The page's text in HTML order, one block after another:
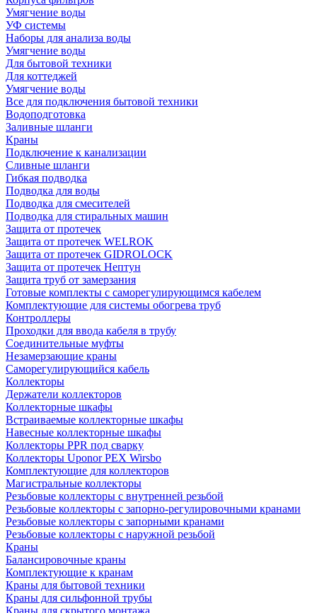
Умягчение воды
УФ системы
Наборы для анализа воды
Умягчение воды
Для бытовой техники
Для коттеджей
Умягчение воды
Все для подключения бытовой техники
Водоподготовка
Заливные шланги
Краны
Подключение к канализации
Сливные шланги
Гибкая подводка
Подводка для воды
Подводка для смесителей
Подводка для стиральных машин
Защита от протечек
Защита от протечек WELROK
Защита от протечек GIDROLOCK
Защита от протечек Нептун
Защита труб от замерзания
Готовые комплекты с саморегулирующимся кабелем
Комплектующие для системы обогрева труб
Контроллеры
Проходки для ввода кабеля в трубу
Соединительные муфты
Незамерзающие краны
Саморегулирующийся кабель
Коллекторы
Держатели коллекторов
Коллекторные шкафы
Встраиваемые коллекторные шкафы
Навесные коллекторные шкафы
Коллекторы PPR под сварку
Коллекторы Uponor PEX Wirsbo
Комплектующие для коллекторов
Магистральные коллекторы
Резьбовые коллекторы с внутренней резьбой
Резьбовые коллекторы с запорно-регулировочными кранами
Резьбовые коллекторы с запорными кранами
Резьбовые коллекторы с наружной резьбой
Краны
Балансировочные краны
Комплектующие к кранам
Краны для бытовой техники
Краны для сильфонной трубы
Краны для скрытого монтажа